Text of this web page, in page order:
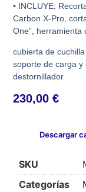
• INCLUYE:
Carbon X-Pro,
One”, herramienta
cubierta de
soporte de carga y
destornillador
230,00€
Descargar
SKU
Categorías